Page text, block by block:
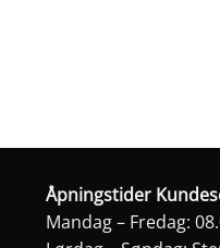
Åpningstider
Mandag – Fredag: